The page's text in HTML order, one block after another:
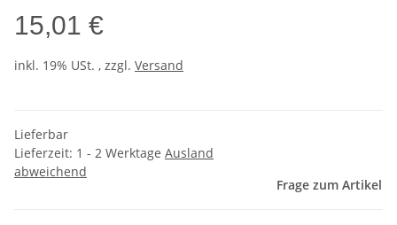
15,01 €
inkl. 19% USt. , zzgl. Versand
Lieferbar
Lieferzeit: 1 - 2 Werktage Ausland
abweichend
Frage zum Artikel